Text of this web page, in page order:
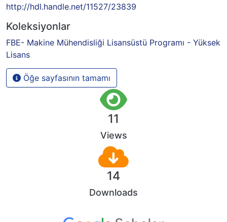
http://hdl.handle.net/11527/23839
Koleksiyonlar
FBE- Makine Mühendisliği Lisansüstü Programı - Yüksek
Lisans
Öğe sayfasının tamamı
11
Views
14
Downloads